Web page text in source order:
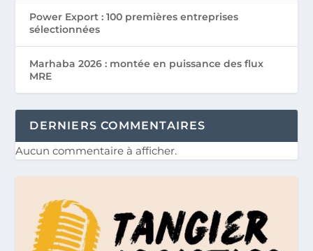
Power Export : 100 premières entreprises
sélectionnées
Marhaba 2026 : montée en puissance des flux
MRE
DERNIERS COMMENTAIRES
Aucun commentaire à afficher.